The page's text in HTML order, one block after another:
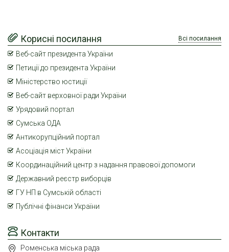
Контакти
Роменська міська рада
Корисні посилання Всі посилання
Веб-сайт президента України
Петиції до президента України
Міністерство юстиції
Веб-сайт верховної ради України
Урядовий портал
Сумська ОДА
Антикорупційний портал
Асоціація міст України
Координаційний центр з надання правової допомоги
Державний реєстр виборців
ГУ НП в Сумській області
Публічні фінанси України